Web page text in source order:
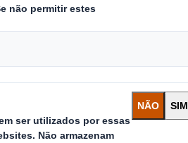
desenvolvimento, produção e
para graneis, os nossos cartões
com laminados standards.
o mercado químico e de plásticos
conter a maior quantidade de produto
ao máximo o espaço de